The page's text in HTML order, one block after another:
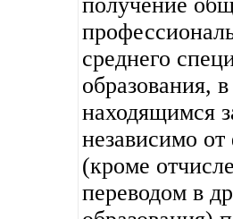
среднего
образования,
находящимся
независимо
(кроме
переводом в